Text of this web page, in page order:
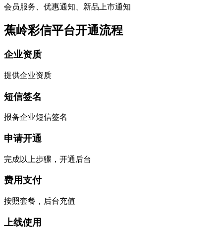
会员服务、优惠通知、新品上市通知
蕉岭彩信平台开通流程
企业资质
提供企业资质
短信签名
报备企业短信签名
申请开通
完成以上步骤，开通后台
费用支付
按照套餐，后台充值
上线使用